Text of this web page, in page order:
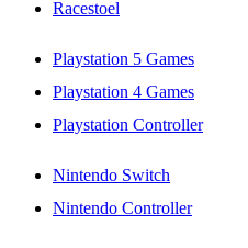
Racestoel
Playstation 5 Games
Playstation 4 Games
Playstation Controller
Nintendo Switch
Nintendo Controller